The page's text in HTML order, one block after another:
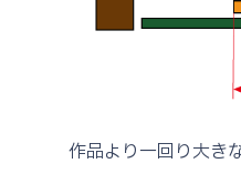
作品より一回り大き